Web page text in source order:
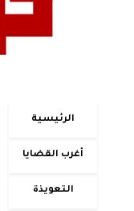
الرئيسية
أغرب القضايا
التعويذة